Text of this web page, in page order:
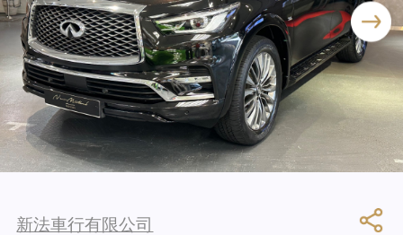
新法車行有限公司